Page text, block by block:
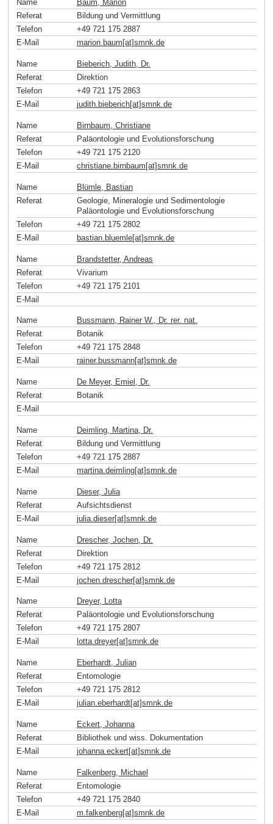
Name
Baum, Marion
Referat
Bildung und Vermittlung
Telefon
+49 721 175 2887
E-Mail
marion.baum[at]smnk.de
Name
Bieberich, Judith, Dr.
Referat
Direktion
Telefon
+49 721 175 2863
E-Mail
judith.bieberich[at]smnk.de
Name
Birnbaum, Christiane
Referat
Paläontologie und Evolutionsforschung
Telefon
+49 721 175 2120
E-Mail
christiane.birnbaum[at]smnk.de
Name
Blümle, Bastian
Referat
Geologie, Mineralogie und Sedimentologie
Paläontologie und Evolutionsforschung
Telefon
+49 721 175 2802
E-Mail
bastian.bluemle[at]smnk de
Name
Brandstetter, Andreas
Referat
Vivarium
Telefon
+49 721 175 2101
E-Mail
Name
Bussmann, Rainer W., Dr. rer. nat.
Referat
Botanik
Telefon
+49 721 175 2848
E-Mail
rainer.bussmann[at]smnk.de
Name
De Meyer, Emiel, Dr.
Referat
Botanik
E-Mail
Name
Deimling, Martina, Dr.
Referat
Bildung und Vermittlung
Telefon
+49 721 175 2887
E-Mail
martina.deimling[at]smnk de
Name
Dieser, Julia
Referat
Aufsichtsdienst
E-Mail
julia.dieser[at]smnk de
Name
Drescher, Jochen, Dr.
Referat
Direktion
Telefon
+49 721 175 2812
E-Mail
jochen.drescher[at]smnk de
Name
Dreyer, Lotta
Referat
Paläontologie und Evolutionsforschung
Telefon
+49 721 175 2807
E-Mail
lotta.dreyer[at]smnk.de
Name
Eberhardt, Julian
Referat
Entomologie
Telefon
+49 721 175 2812
E-Mail
julian.eberhardt[at]smnk.de
Name
Eckert, Johanna
Referat
Bibliothek und wiss. Dokumentation
E-Mail
johanna.eckert[at]smnk de
Name
Falkenberg, Michael
Referat
Entomologie
Telefon
+49 721 175 2840
E-Mail
m.falkenberg[at]smnk de